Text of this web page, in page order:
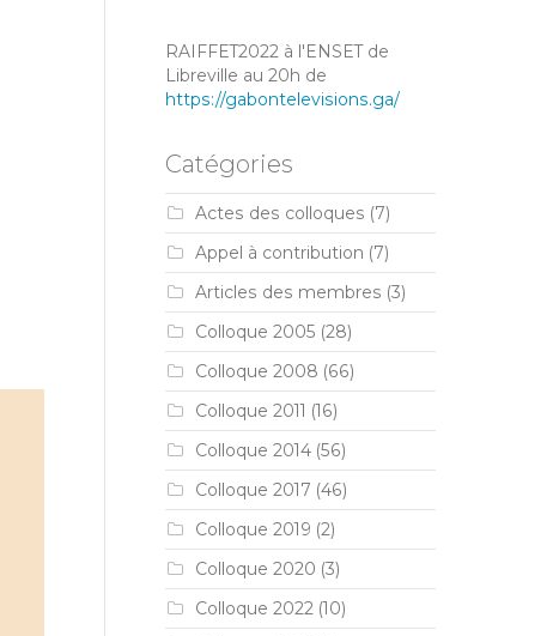
RAIFFET2022 à l'ENSET de
Libreville au 20h de
https://gabontelevisions.ga/
Catégories
Actes des colloques (7)
Appel à contribution (7)
Articles des membres (3)
Colloque 2005 (28)
Colloque 2008 (66)
Colloque 2011 (16)
Colloque 2014(56)
Colloque 2017 (46)
Colloque 2019 (2)
Colloque 2020 (3)
Colloque 2022(10)